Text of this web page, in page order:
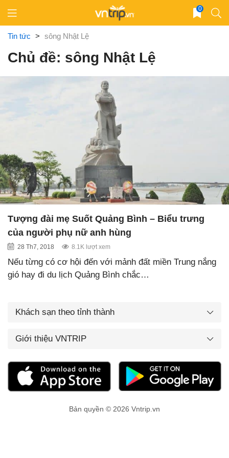
content
0
Tin tức > sông Nhật Lệ
Chủ đề: sông Nhật Lệ
Tượng đài mẹ Suốt Quảng Bình – Biểu trưng
của người phụ nữ anh hùng
28 Th7, 2018 8.1K lượt xem
Nếu từng có cơ hội đến với mảnh đất miền Trung nắng
gió hay đi du lịch Quảng Bình chắc…
Khách sạn theo tỉnh thành
Giới thiệu VNTRIP
Bản quyền © 2026 Vntrip.vn